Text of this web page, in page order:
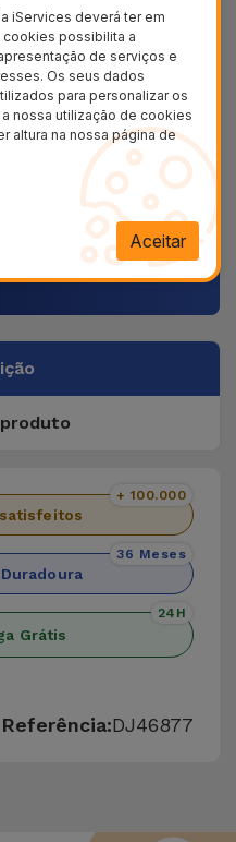
100% Seguro
e adquira os produtos
todo o país
sem pagar mais por
+ 100.000
36 Meses
Grátis
24H
Referência:DJ46877
iServices deverá ter em
possibilita a
de serviços e
Os seus dados
para personalizar os
nossa utilização de cookies
altura na nossa página de
Aceitar